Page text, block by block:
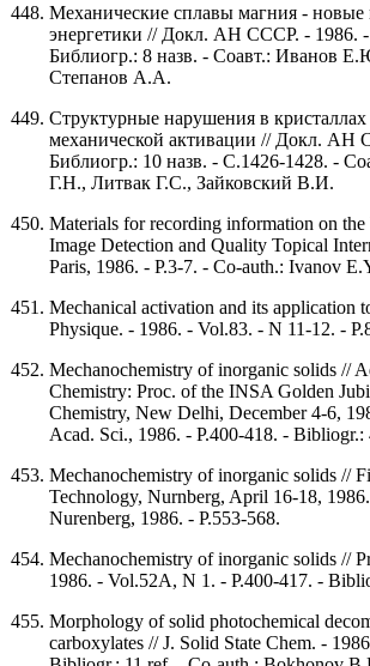
Механические сплавы магния - новые
энергетики // Докл. АН СССР. - 1986.
Библиогр.: 8 назв. - Соавт.: Иванов
Степанов А.А.
Структурные нарушения в кристаллах
механической активации // Докл. АН
Библиогр.: 10 назв. - C.1426-1428. -
Г.Н., Литвак Г.С., Зайковский В.И.
Materials for recording information on
Image Detection and Quality Topical
Paris, 1986. - P.3-7. - Co-auth.: Ivanov
Mechanical activation and its application
Physique. - 1986. - Vol.83. - N 11-12. -
Mechanochemistry of inorganic solids //
Chemistry: Proc. of the INSA Golden
Chemistry, New Delhi, December 4-6,
Acad. Sci., 1986. - P.400-418. - Bibliogr.:
Mechanochemistry of inorganic solids //
Technology, Nurnberg, April 16-18,
Nurenberg, 1986. - P.553-568.
Mechanochemistry of inorganic solids //
1986. - Vol.52A, N 1. - P.400-417. -
Morphology of solid photochemical
carboxylates // J. Solid State Chem. -